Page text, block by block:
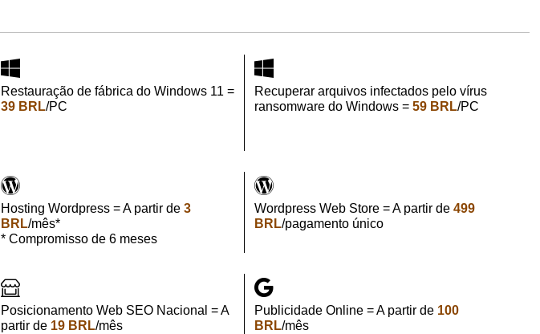
Restauração de fábrica do Windows 11 =
39 BRL/PC
Recuperar arquivos infectados pelo vírus
ransomware do Windows = 59 BRL/PC
Hosting Wordpress = A partir de 3
BRL/mês*
* Compromisso de 6 meses
Wordpress Web Store = A partir de 499
BRL/pagamento único
Posicionamento Web SEO Nacional = A
partir de 19 BRL/mês
Publicidade Online = A partir de 100
BRL/mês